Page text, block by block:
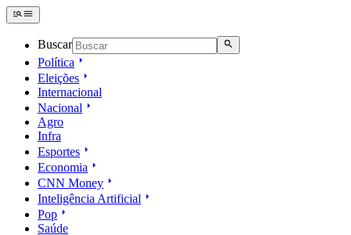
Buscar
Política
Eleições
Internacional
Nacional
Agro
Infra
Esportes
Economia
CNN Money
Inteligência Artificial
Pop
Saúde